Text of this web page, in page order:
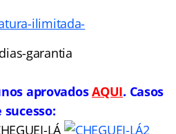
aprovadosAQUI. Casos
sucesso: